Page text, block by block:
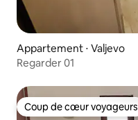
Appartement ⋅ Valjevo
Regarder 01
Coup de cœur voyageurs
Coup de cœur voyageurs